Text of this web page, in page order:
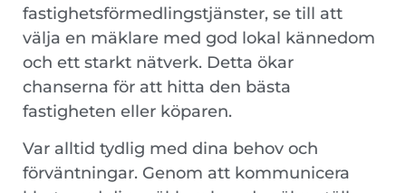
fastighetsförmedlingstjänster, se till att
välja en mäklare med god lokal kännedom
och ett starkt nätverk. Detta ökar
chanserna för att hitta den bästa
fastigheten eller köparen.
Var alltid tydlig med dina behov och
förväntningar. Genom att kommunicera